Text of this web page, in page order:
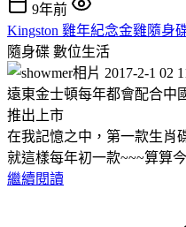
9年前
Kingston 雞年紀念金雞隨身
隨身碟 數位生活
遠東金士頓每年都會配合中
推出上市
在我記憶之中，第一款生肖
就這樣每年初一款~~~算算
繼續閱讀